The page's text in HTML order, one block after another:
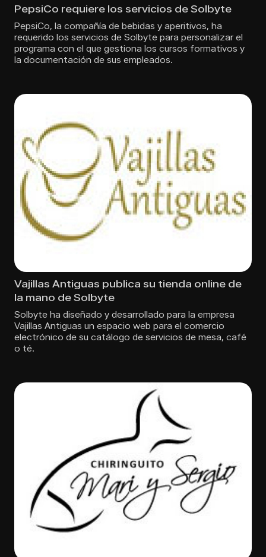
PepsiCo requiere los servicios de Solbyte
PepsiCo, la compañí­a de bebidas y aperitivos, ha
requerido los servicios de Solbyte para personalizar el
programa con el que gestiona los cursos formativos y
la documentación de sus empleados.
Vajillas Antiguas publica su tienda online de
la mano de Solbyte
Solbyte ha diseñado y desarrollado para la empresa
Vajillas Antiguas un espacio web para el comercio
electrónico de su catálogo de servicios de mesa, café
o té.